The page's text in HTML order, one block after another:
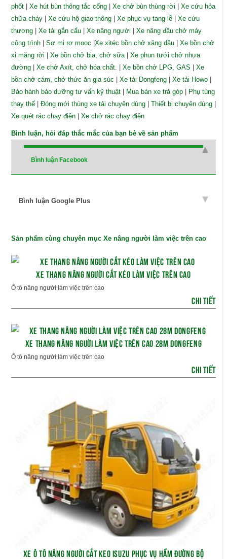
phốt | Xe hút bùn thông tắc cống | Xe chở bùn thùng rời | Xe cứu hỏa
chữa cháy | Xe cứu hộ giao thông | Xe phục vụ tang lễ | Xe cứu
thương | Xe tải gắn cẩu | Xe nâng người | Xe nâng đầu chở máy
công trình | Sơ mi rơ mooc |Xe xitéc bồn chở xăng dầu | Xe bồn chở
xi măng rời | Xe bồn chở bia, chở sữa | Xe phun tưới chở nhựa
đường | Xe chở Axít, chở hóa chất. | Xe bồn chở LPG, GAS | Xe
bồn chở cám, chở thức ăn gia súc | Xe tải Dongfeng | Xe tải Howo |
Bảo hành bảo dưỡng tư vấn kỹ thuật | Mua bán xe trả góp | Phụ tùng
thay thế | Đóng mới thùng xe tải chuyên dùng | Thiết bị chuyên dùng |
Xe quét rác chạy điện | Xe chở rác chạy điện
Bình luận, hỏi đáp thắc mắc của bạn bè về sản phẩm
Bình luận Facebook
Bình luận Google Plus
Sản phẩm cùng chuyên mục Xe nâng người làm việc trên cao
XE THANG NÂNG NGƯỜI CẮT KÉO LÀM VIỆC TRÊN CAO
Ô tô nâng người làm việc trên cao
CHI TIẾT
XE THANG NÂNG NGƯỜI LÀM VIỆC TRÊN CAO 28M DONGFENG
Ô tô nâng người làm việc trên cao
CHI TIẾT
XE Ô TÔ NÂNG NGƯỜI CẮT KEO ISUZU PHỤC VỤ HẦM ĐƯỜNG BỘ